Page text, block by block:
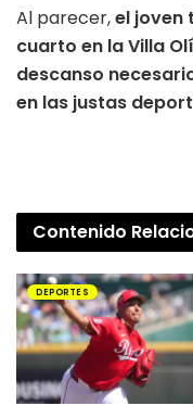
Al parecer,el joven
cuarto en la Villa
descanso
en las justas
Contenido
DEPORTES